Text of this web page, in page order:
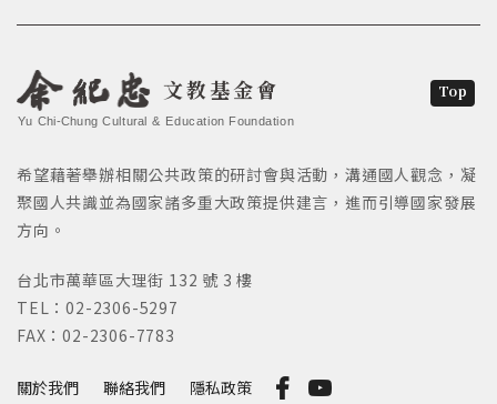
文教基金會
Yu Chi-Chung Cultural & Education Foundation
關於我們 聯絡我們 隱私政策
希望藉著舉辦相關公共政策的研討會與活動，溝通國人觀念，凝
聚國人共識並為國家諸多重大政策提供建言，進而引導國家發展
方向。
台北市萬華區大理街 132 號 3 樓
TEL：02-2306-5297
FAX：02-2306-7783
Top